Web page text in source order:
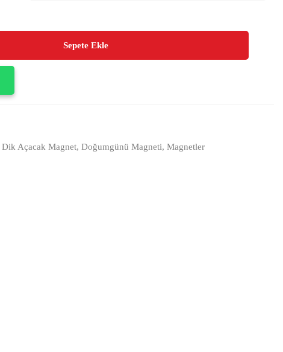
Sepete Ekle
Dik Açacak Magnet, Doğumgünü Magneti, Magnetler